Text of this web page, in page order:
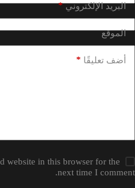
البريد الإلكتروني*
الموقع
أضف تعليقًا *
website in this browser for the
next time I comment.